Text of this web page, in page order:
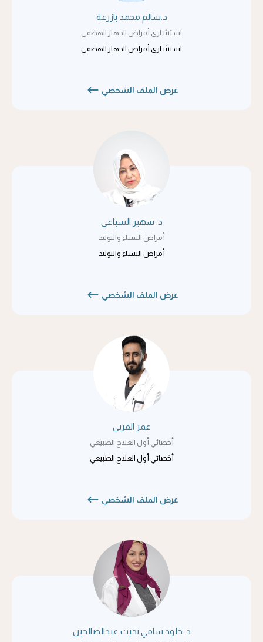
د.سالم محمد بازرعة
استشاري أمراض الجهاز الهضمي
استشاري أمراض الجهاز الهضمي
عرض الملف الشخصي
د. سهير السباعي
أمراض النساء والتوليد
أمراض النساء والتوليد
عرض الملف الشخصي
عمر القرني
أخصائي أول العلاج الطبيعي
أخصائي أول العلاج الطبيعي
عرض الملف الشخصي
د. خلود سامي بخيت عبدالصالحين